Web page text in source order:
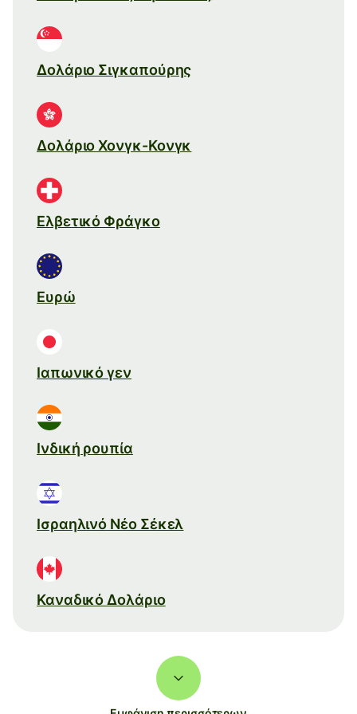
Δολάριο Σιγκαπούρης
Δολάριο Χονγκ-Κονγκ
Ελβετικό Φράγκο
Ευρώ
Ιαπωνικό γεν
Ινδική ρουπία
Ισραηλινό Νέο Σέκελ
Καναδικό Δολάριο